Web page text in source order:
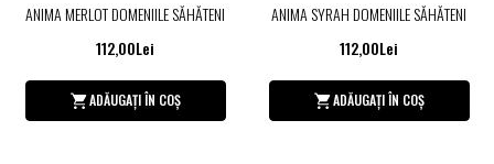
ANIMA MERLOT DOMENIILE SĂHĂTENI
112,00Lei
ADĂUGAȚI ÎN COȘ
ANIMA SYRAH DOMENIILE SĂHĂTENI
112,00Lei
ADĂUGAȚI ÎN COȘ